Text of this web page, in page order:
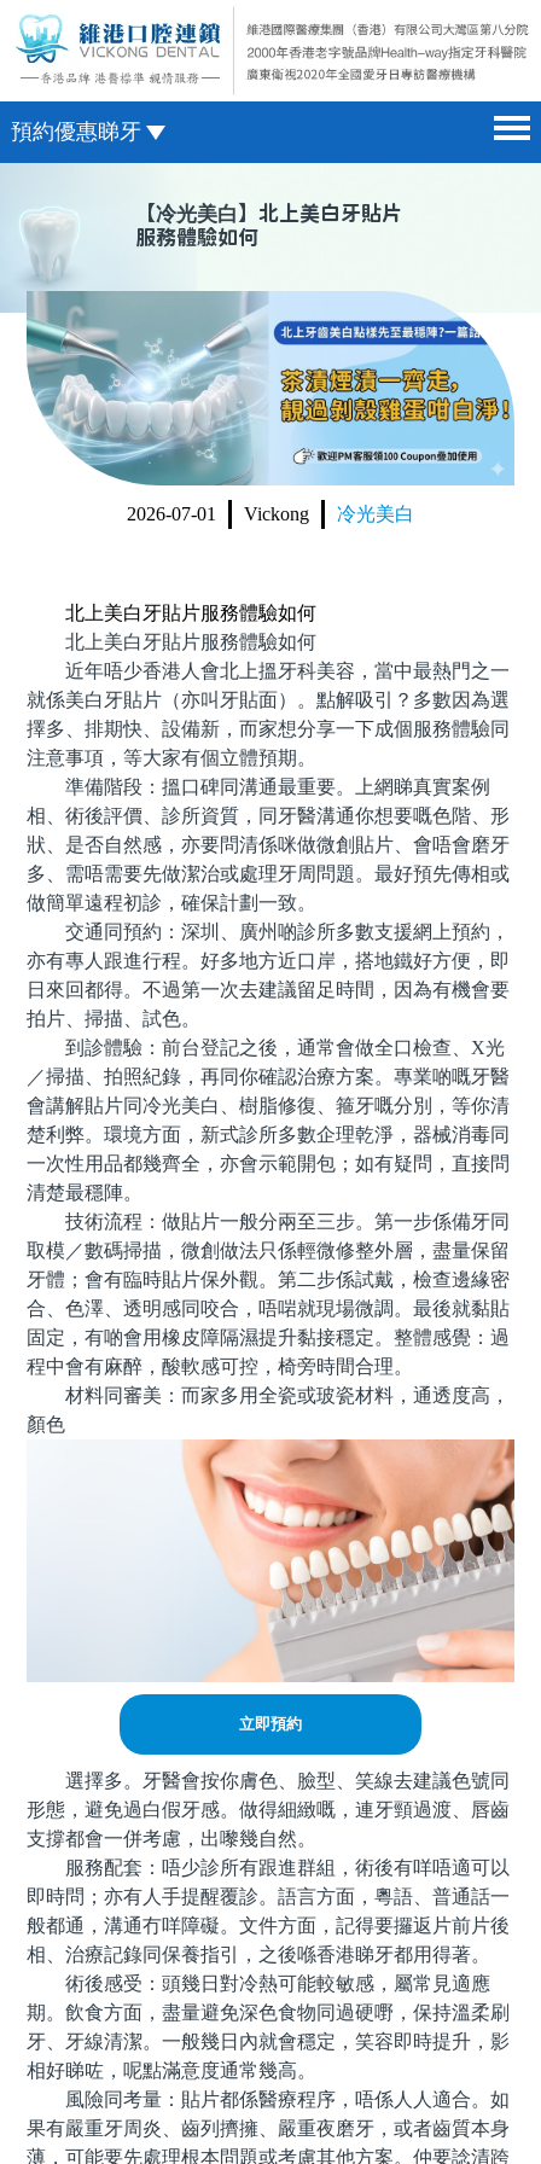
預約優惠睇牙
醫院簡介 hospital introduction
醫生介紹 doctor introduction
醫療新聞 medical news
種植牙 dental implant
箍牙 orthodontics
收費標準 change standard
微信預約
WhatsApp預約
【冷光美白】北上美白牙貼片
服務體驗如何
2026-07-01 Vickong 冷光美白
北上美白牙貼片服務體驗如何
北上美白牙貼片服務體驗如何
近年唔少香港人會北上搵牙科美容，當中最熱門之一
就係美白牙貼片（亦叫牙貼面）。點解吸引？多數因為選
擇多、排期快、設備新，而家想分享一下成個服務體驗同
注意事項，等大家有個立體預期。
準備階段：搵口碑同溝通最重要。上網睇真實案例
相、術後評價、診所資質，同牙醫溝通你想要嘅色階、形
狀、是否自然感，亦要問清係咪做微創貼片、會唔會磨牙
多、需唔需要先做潔治或處理牙周問題。最好預先傳相或
做簡單遠程初診，確保計劃一致。
交通同預約：深圳、廣州啲診所多數支援網上預約，
亦有專人跟進行程。好多地方近口岸，搭地鐵好方便，即
日來回都得。不過第一次去建議留足時間，因為有機會要
拍片、掃描、試色。
到診體驗：前台登記之後，通常會做全口檢查、X光
／掃描、拍照紀錄，再同你確認治療方案。專業啲嘅牙醫
會講解貼片同冷光美白、樹脂修復、箍牙嘅分別，等你清
楚利弊。環境方面，新式診所多數企理乾淨，器械消毒同
一次性用品都幾齊全，亦會示範開包；如有疑問，直接問
清楚最穩陣。
技術流程：做貼片一般分兩至三步。第一步係備牙同
取模／數碼掃描，微創做法只係輕微修整外層，盡量保留
牙體；會有臨時貼片保外觀。第二步係試戴，檢查邊緣密
合、色澤、透明感同咬合，唔啱就現場微調。最後就黏貼
固定，有啲會用橡皮障隔濕提升黏接穩定。整體感覺：過
程中會有麻醉，酸軟感可控，椅旁時間合理。
材料同審美：而家多用全瓷或玻瓷材料，通透度高，
顏色
立即預約
選擇多。牙醫會按你膚色、臉型、笑線去建議色號同
形態，避免過白假牙感。做得細緻嘅，連牙頸過渡、唇齒
支撐都會一併考慮，出嚟幾自然。
服務配套：唔少診所有跟進群組，術後有咩唔適可以
即時問；亦有人手提醒覆診。語言方面，粵語、普通話一
般都通，溝通冇咩障礙。文件方面，記得要攞返片前片後
相、治療記錄同保養指引，之後喺香港睇牙都用得著。
術後感受：頭幾日對冷熱可能較敏感，屬常見適應
期。飲食方面，盡量避免深色食物同過硬嘢，保持溫柔刷
牙、牙線清潔。一般幾日內就會穩定，笑容即時提升，影
相好睇咗，呢點滿意度通常幾高。
風險同考量：貼片都係醫療程序，唔係人人適合。如
果有嚴重牙周炎、齒列擠擁、嚴重夜磨牙，或者齒質本身
薄，可能要先處理根本問題或考慮其他方案。仲要諗清跨